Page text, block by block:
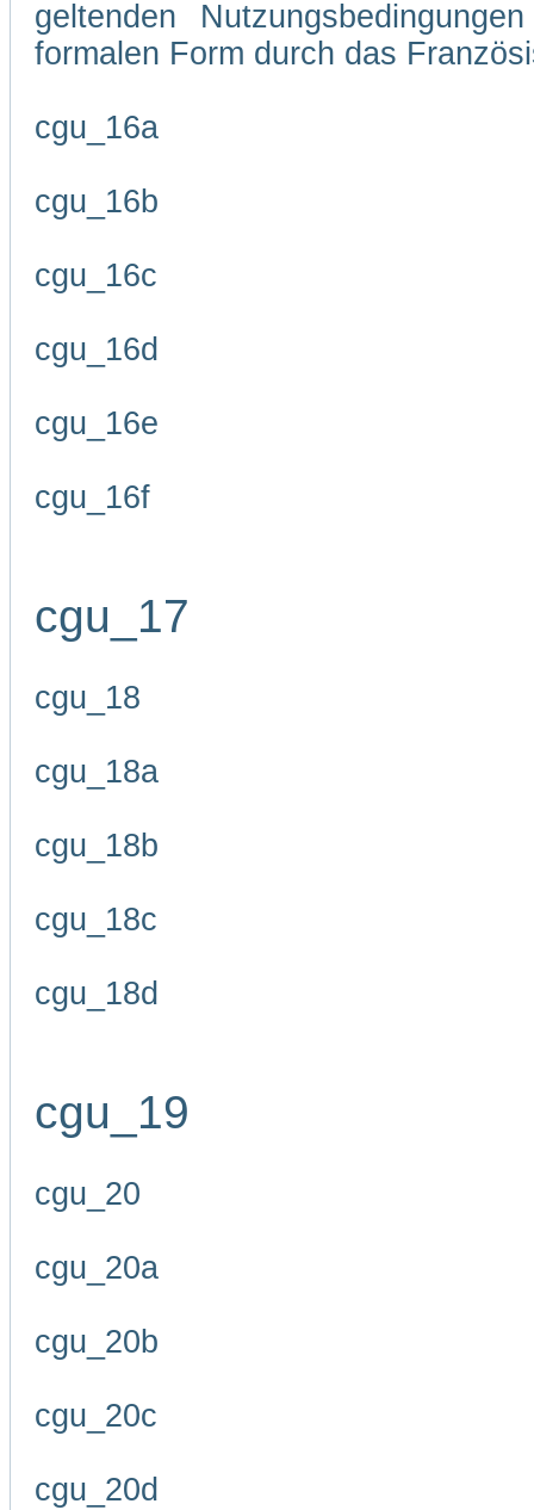
geltenden
formalen Form durch das
cgu_16a
cgu_16b
cgu_16c
cgu_16d
cgu_16e
cgu_16f
cgu_17
cgu_18
cgu_18a
cgu_18b
cgu_18c
cgu_18d
cgu_19
cgu_20
cgu_20a
cgu_20b
cgu_20c
cgu_20d